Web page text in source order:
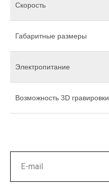
Скорость
Габаритные размеры
Электропитание
Возможность 3D гравировки